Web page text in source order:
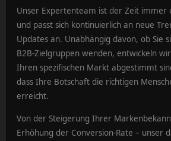
Unser Expertenteam ist der Zeit immer
und passt sich kontinuierlich an neue
Updates an. Unabhängig davon, ob Sie
B2B-Zielgruppen wenden, entwickeln
Ihren spezifischen Markt abgestimmt
dass Ihre Botschaft die richtigen
erreicht.
Von der Steigerung Ihrer
Erhöhung der Conversion-Rate – unser